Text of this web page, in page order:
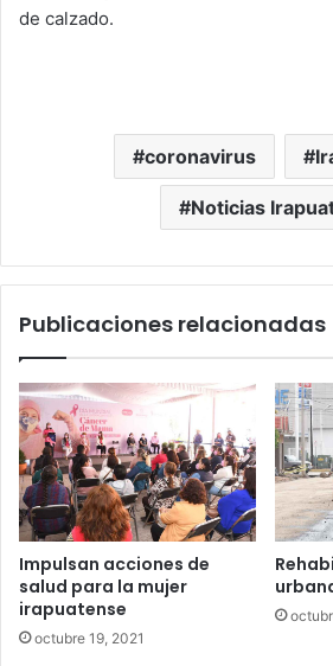
de calzado.
coronavirus
Noticias
Publicaciones relacionadas
Impulsan acciones de
salud para la mujer
irapuatense
octubre 19, 2021